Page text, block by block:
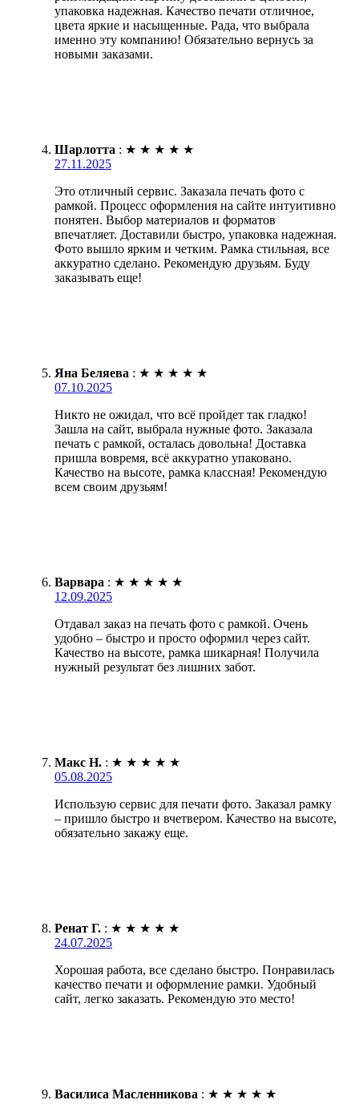
упаковка надежная. Качество печати отличное,
цвета яркие и насыщенные. Рада, что выбрала
именно эту компанию! Обязательно вернусь за
новыми заказами.
Шарлотта : ★ ★ ★ ★ ★
27.11.2025
Это отличный сервис. Заказала печать фото с
рамкой. Процесс оформления на сайте интуитивно
понятен. Выбор материалов и форматов
впечатляет. Доставили быстро, упаковка надежная.
Фото вышло ярким и четким. Рамка стильная, все
аккуратно сделано. Рекомендую друзьям. Буду
заказывать еще!
Яна Беляева : ★ ★ ★ ★ ★
07.10.2025
Никто не ожидал, что всё пройдет так гладко!
Зашла на сайт, выбрала нужные фото. Заказала
печать с рамкой, осталась довольна! Доставка
пришла вовремя, всё аккуратно упаковано.
Качество на высоте, рамка классная! Рекомендую
всем своим друзьям!
Варвара : ★ ★ ★ ★ ★
12.09.2025
Отдавал заказ на печать фото с рамкой. Очень
удобно – быстро и просто оформил через сайт.
Качество на высоте, рамка шикарная! Получила
нужный результат без лишних забот.
Макс Н. : ★ ★ ★ ★ ★
05.08.2025
Использую сервис для печати фото. Заказал рамку
– пришло быстро и вчетвером. Качество на высоте,
обязательно закажу еще.
Ренат Г. : ★ ★ ★ ★ ★
24.07.2025
Хорошая работа, все сделано быстро. Понравилась
качество печати и оформление рамки. Удобный
сайт, легко заказать. Рекомендую это место!
Василиса Масленникова : ★ ★ ★ ★ ★